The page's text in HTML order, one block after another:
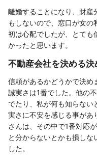
離婚することになり、財産
もしないので、窓口が女
初は心配でしたが、とても
かったと思います。
不動産会社を決める決
信頼があるかどうかで決め
誠実さは1番でした。他の
でたり、私が何も知らな
実さに不安を感じる事があ
さんは、その中で1番対応
と分からないとかも損し
した。